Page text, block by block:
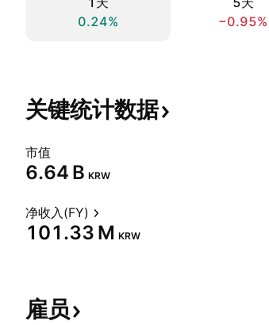
0.24%
−0.95%
关键统计数据
市值
‪6.64 B‬ KRW
净收入(FY)
‪101.33 M‬ KRW
雇员